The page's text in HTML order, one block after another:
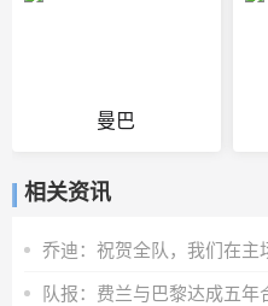
曼巴
相关资讯